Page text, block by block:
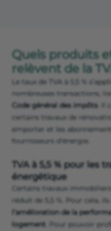
Quels produits
relèvent de la
Le taux de TVA à 5,5 %
nombreuses transactions,
Code général des impôts. Il
certains travaux de
emporter et les
fournisseurs d’énergie.
TVA à 5,5 % pour les
énergétique
Certains travaux
réduit de 5,5 %. Pour cela,
l’amélioration de la
logement . Pour pouvoir